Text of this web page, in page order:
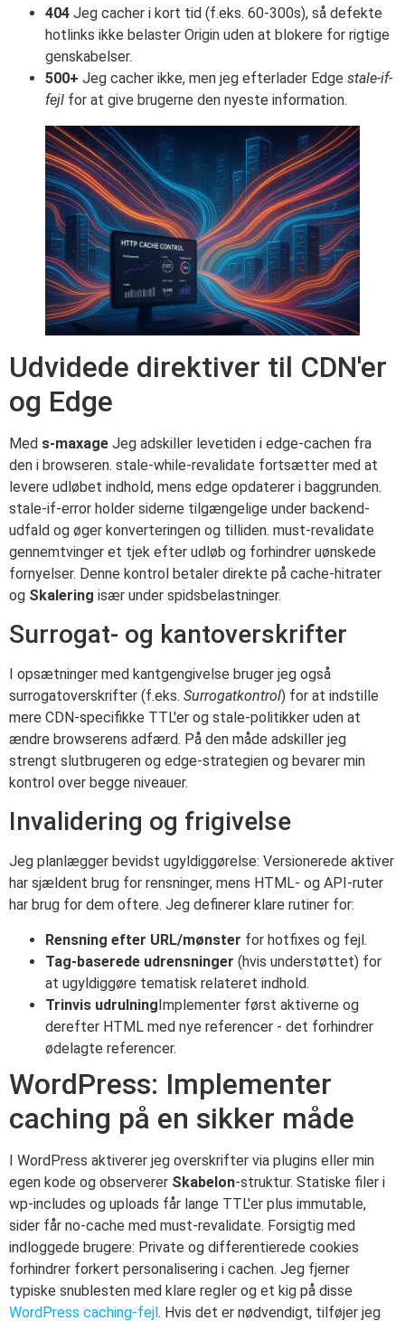
404 Jeg cacher i kort tid (f.eks. 60-300s), så defekte
hotlinks ikke belaster Origin uden at blokere for rigtige
genskabelser.
500+ Jeg cacher ikke, men jeg efterlader Edge stale-if-
fejl for at give brugerne den nyeste information.
Udvidede direktiver til CDN'er
og Edge
Med s-maxage Jeg adskiller levetiden i edge-cachen fra
den i browseren. stale-while-revalidate fortsætter med at
levere udløbet indhold, mens edge opdaterer i baggrunden.
stale-if-error holder siderne tilgængelige under backend-
udfald og øger konverteringen og tilliden. must-revalidate
gennemtvinger et tjek efter udløb og forhindrer uønskede
fornyelser. Denne kontrol betaler direkte på cache-hitrater
og Skalering især under spidsbelastninger.
Surrogat- og kantoverskrifter
I opsætninger med kantgengivelse bruger jeg også
surrogatoverskrifter (f.eks. Surrogatkontrol) for at indstille
mere CDN-specifikke TTL'er og stale-politikker uden at
ændre browserens adfærd. På den måde adskiller jeg
strengt slutbrugeren og edge-strategien og bevarer min
kontrol over begge niveauer.
Invalidering og frigivelse
Jeg planlægger bevidst ugyldiggørelse: Versionerede aktiver
har sjældent brug for rensninger, mens HTML- og API-ruter
har brug for dem oftere. Jeg definerer klare rutiner for:
Rensning efter URL/mønster for hotfixes og fejl.
Tag-baserede udrensninger (hvis understøttet) for
at ugyldiggøre tematisk relateret indhold.
Trinvis udrulningImplementer først aktiverne og
derefter HTML med nye referencer - det forhindrer
ødelagte referencer.
WordPress: Implementer
caching på en sikker måde
I WordPress aktiverer jeg overskrifter via plugins eller min
egen kode og observerer Skabelon-struktur. Statiske filer i
wp-includes og uploads får lange TTL'er plus immutable,
sider får no-cache med must-revalidate. Forsigtig med
indloggede brugere: Private og differentierede cookies
forhindrer forkert personalisering i cachen. Jeg fjerner
typiske snublesten med klare regler og et kig på disse
WordPress caching-fejl. Hvis det er nødvendigt, tilføjer jeg